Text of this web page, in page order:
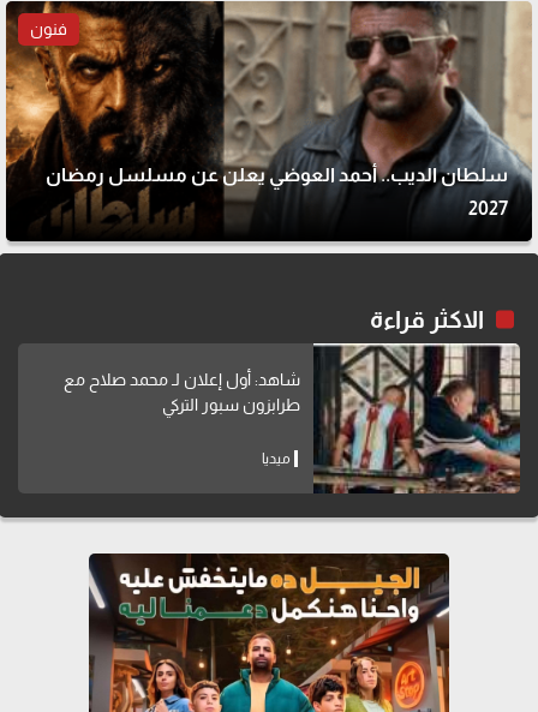
فنون
سلطان الديب.. أحمد العوضي يعلن عن مسلسل رمضان
2027
الاكثر قراءة
شاهد: أول إعلان لـ محمد صلاح مع
طرابزون سبور التركي
ميديا